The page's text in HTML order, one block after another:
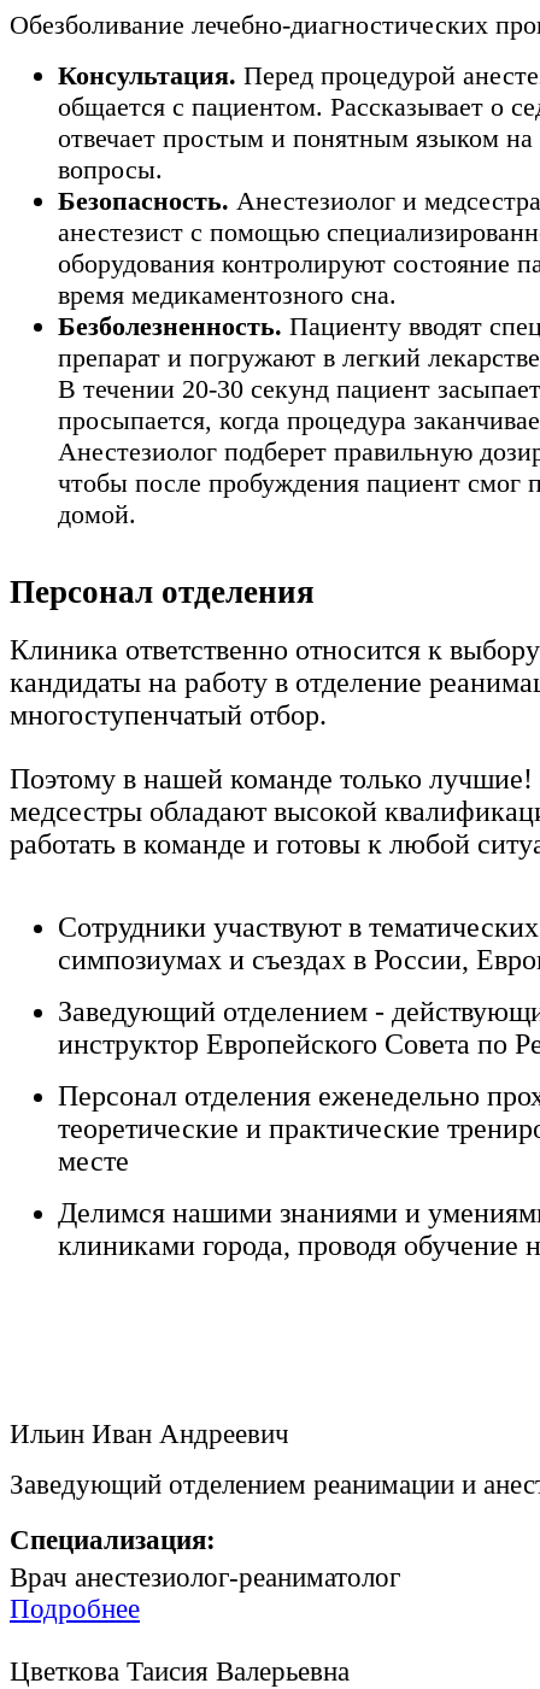
Обезболивание лечебно-диагностических
Консультация. Перед процедурой
общается с пациентом. Рассказывает о
отвечает простым и понятным языком на
вопросы.
Безопасность. Анестезиолог и
анестезист с помощью
оборудования контролируют состояние
время медикаментозного сна.
Безболезненность. Пациенту вводят
препарат и погружают в легкий
В течении 20-30 секунд пациент
просыпается, когда процедура
Анестезиолог подберет правильную
чтобы после пробуждения пациент смог
домой.
Персонал отделения
Клиника ответственно относится к
кандидаты на работу в отделение
многоступенчатый отбор.
Поэтому в нашей команде только
медсестры обладают высокой
работать в команде и готовы к любой
Сотрудники участвуют в
симпозиумах и съездах в России,
Заведующий отделением -
инструктор Европейского Совета по
Персонал отделения еженедельно
теоретические и практические
месте
Делимся нашими знаниями и
клиниками города, проводя обучение
Ильин Иван Андреевич
Заведующий отделением реанимации и
Специализация:
Врач анестезиолог-реаниматолог
Подробнее
Цветкова Таисия Валерьевна